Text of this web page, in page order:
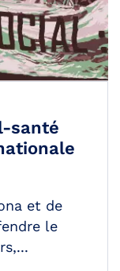
santé
et de
le